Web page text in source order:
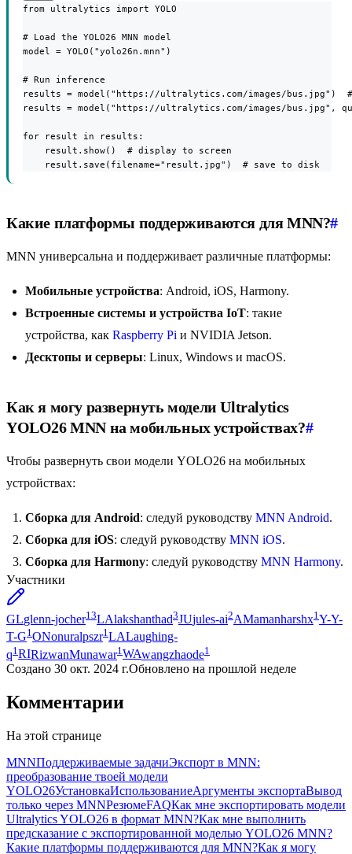
from ultralytics import YOLO
# Load the YOLO26 MNN model
model = YOLO("yolo26n.mnn")
# Run inference
results = model("https://ultralytics.com/images/bus.jpg")
results = model("https://ultralytics.com/images/bus.jpg",
for result in results:
    result.show()  # display to screen
    result.save(filename="result.jpg")  # save to disk
Какие платформы поддерживаются для MNN?#
MNN универсальна и поддерживает различные платформы:
Мобильные устройства: Android, iOS, Harmony.
Встроенные системы и устройства IoT: такие
устройства, как Raspberry Pi и NVIDIA Jetson.
Десктопы и серверы: Linux, Windows и macOS.
Как я могу развернуть модели Ultralytics
YOLO26 MNN на мобильных устройствах?#
Чтобы развернуть свои модели YOLO26 на мобильных
устройствах:
Сборка для Android: следуй руководству MNN Android.
Сборка для iOS: следуй руководству MNN iOS.
Сборка для Harmony: следуй руководству MNN Harmony.
Участники
GLglenn-jocher13LAlakshanthad3JUjules-ai2AMamanharshx1 Y-Y-
T-G1ONonuralpszr1LALaughing-
q1 RIRizwanMunawar1 WAwangzhaode1
Создано 30 окт. 2024 г.Обновлено на прошлой неделе
Комментарии
На этой странице
MNNПоддерживаемые задачиЭкспорт в MNN:
преобразование твоей модели
YOLO26УстановкаИспользованиеАргументы экспортаВывод
только через MNNРезюмеFAQКак мне экспортировать модели
Ultralytics YOLO26 в формат MNN?Как мне выполнить
предсказание с экспортированной моделью YOLO26 MNN?
Какие платформы поддерживаются для MNN?Как я могу